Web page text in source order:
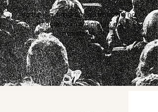
na família, na igreja, no trabalho, na
relação com o dinheiro, no
ministério.